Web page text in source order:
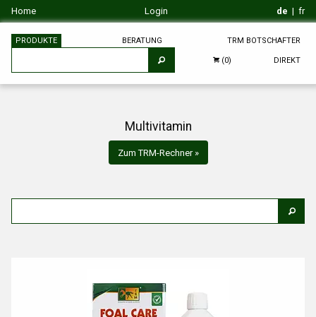
Home Login de | fr
PRODUKTE BERATUNG TRM BOTSCHAFTER
(0) DIREKT
Multivitamin
Zum TRM-Rechner »